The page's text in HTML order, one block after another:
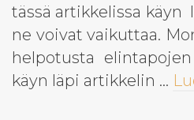
tässä artikkelissa käyn
ne voivat vaikuttaa.
helpotusta
käyn läpi artikkelin …